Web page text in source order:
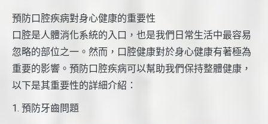
預防口腔疾病對身心健康的重要性
口腔是人體消化系統的入口，也是我們日常生活中最容易
忽略的部位之一。然而，口腔健康對於身心健康有著極為
重要的影響。預防口腔疾病可以幫助我們保持整體健康，
以下是其重要性的詳細介紹：
1. 預防牙齒問題